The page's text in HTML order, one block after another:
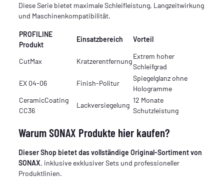
Diese Serie bietet maximale Schleifleistung, Langzeitwirkung
und Maschinenkompatibilität.
PROFILINE
Produkt
Einsatzbereich Vorteil
CutMax Kratzerentfernung
Extrem hoher
Schleifgrad
EX 04-06
Finish-Politur
Spiegelglanz ohne
Hologramme
CeramicCoating
CC36
Lackversiegelung
12 Monate
Schutzleistung
Warum SONAX Produkte hier kaufen?
Dieser Shop bietet das vollständige Original-Sortiment von
SONAX, inklusive exklusiver Sets und professioneller
Produktlinien.